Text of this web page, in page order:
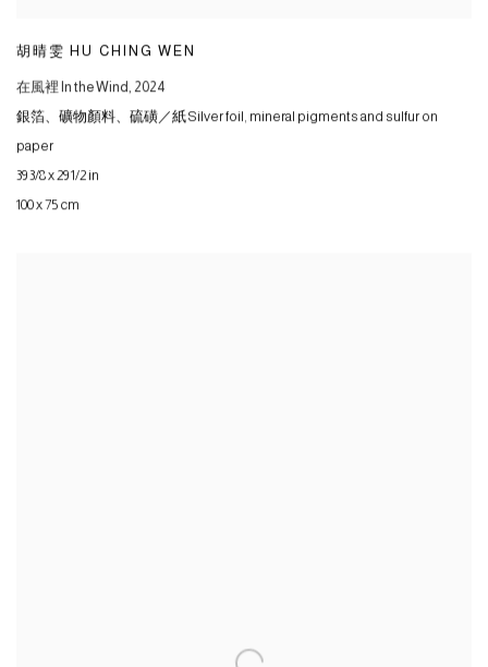
胡晴雯 HU CHING WEN
在風裡 In the Wind, 2024
銀箔、礦物顏料、硫磺／紙 Silver foil, mineral pigments and sulfur on
paper
39 3/8 x 29 1/2 in
100 x 75 cm